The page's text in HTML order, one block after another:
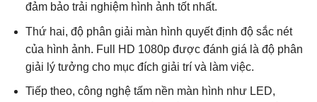
đảm bảo trải nghiệm hình ảnh tốt nhất.
Thứ hai, độ phân giải màn hình quyết định độ sắc nét
của hình ảnh. Full HD 1080p được đánh giá là độ phân
giải lý tưởng cho mục đích giải trí và làm việc.
Tiếp theo, công nghệ tấm nền màn hình như LED,